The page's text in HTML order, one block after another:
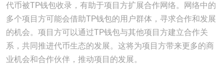
代币被TP钱包收录，有助于项目方扩展合作网络。网络中的
多个项目方可能会借助TP钱包的用户群体，寻求合作和发展
的机会。项目方可以通过TP钱包与其他项目方建立合作关
系，共同推进代币生态的发展。这将为项目方带来更多的商
业机会和合作伙伴，推动项目的发展。